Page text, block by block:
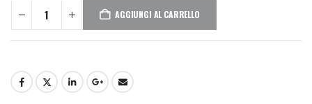
AGGIUNGI AL CARRELLO